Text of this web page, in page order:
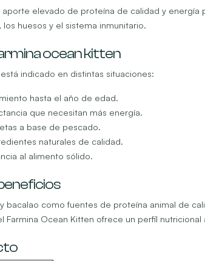
elevado de proteína de calidad y
huesos y el sistema inmunitario.
ocean kitten
indicado en distintas situaciones:
hasta el año de edad.
que necesitan más energía.
a base de pescado.
naturales de calidad.
al alimento sólido.
bacalao como fuentes de proteína animal de
Farmina Ocean Kitten ofrece un perfil